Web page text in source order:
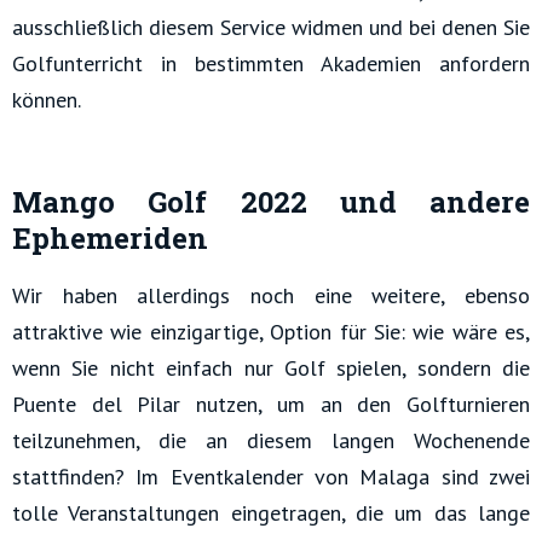
ausschließlich diesem Service widmen und bei denen Sie
Golfunterricht in bestimmten Akademien anfordern
können.
Mango Golf 2022 und andere
Ephemeriden
Wir haben allerdings noch eine weitere, ebenso
attraktive wie einzigartige, Option für Sie: wie wäre es,
wenn Sie nicht einfach nur Golf spielen, sondern die
Puente del Pilar nutzen, um an den Golfturnieren
teilzunehmen, die an diesem langen Wochenende
stattfinden? Im Eventkalender von Malaga sind zwei
tolle Veranstaltungen eingetragen, die um das lange